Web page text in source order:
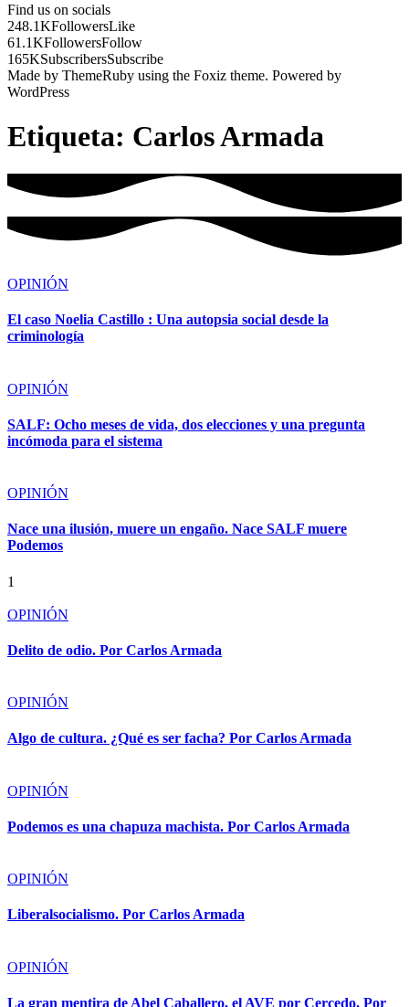
Find us on socials
248.1KFollowersLike
61.1KFollowersFollow
165KSubscribersSubscribe
Made by ThemeRuby using the Foxiz theme. Powered by
WordPress
Etiqueta: Carlos Armada
OPINIÓN
El caso Noelia Castillo : Una autopsia social desde la
criminología
OPINIÓN
SALF: Ocho meses de vida, dos elecciones y una pregunta
incómoda para el sistema
OPINIÓN
Nace una ilusión, muere un engaño. Nace SALF muere
Podemos
1
OPINIÓN
Delito de odio. Por Carlos Armada
OPINIÓN
Algo de cultura. ¿Qué es ser facha? Por Carlos Armada
OPINIÓN
Podemos es una chapuza machista. Por Carlos Armada
OPINIÓN
Liberalsocialismo. Por Carlos Armada
OPINIÓN
La gran mentira de Abel Caballero, el AVE por Cercedo. Por